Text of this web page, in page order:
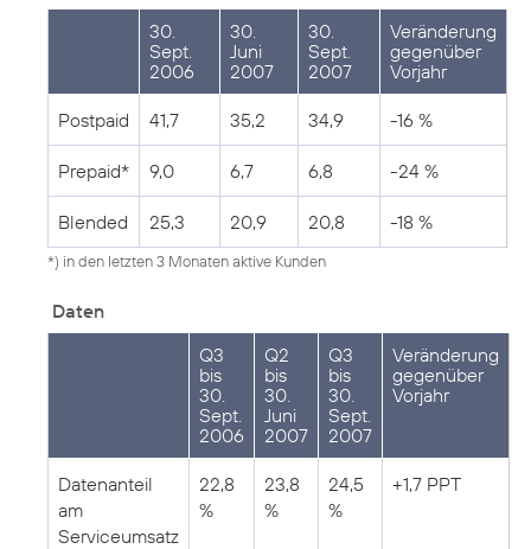
30.
Sept.
2006
30.
Juni
2007
30.
Sept.
2007
Veränderung
gegenüber
Vorjahr
Postpaid 41,7 35,2 34,9 -16 %
Prepaid* 9,0 6,7 6,8 -24 %
Blended 25,3 20,9 20,8 -18 %
*) in den letzten 3 Monaten aktive Kunden
Daten
Q3
bis
30.
Sept.
2006
Q2
bis
30.
Juni
2007
Q3
bis
30.
Sept.
2007
Veränderung
gegenüber
Vorjahr
Datenanteil
am
Serviceumsatz
22,8
%
23,8
%
24,5
%
+1,7 PPT